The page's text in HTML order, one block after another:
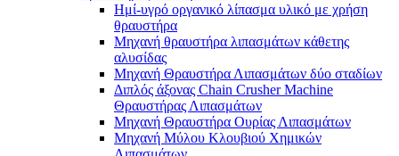
Ημί-υγρό οργανικό λίπασμα υλικό με χρήση
θραυστήρα
Μηχανή θραυστήρα λιπασμάτων κάθετης
αλυσίδας
Μηχανή Θραυστήρα Λιπασμάτων δύο σταδίων
Διπλός άξονας Chain Crusher Machine
Θραυστήρας Λιπασμάτων
Μηχανή Θραυστήρα Ουρίας Λιπασμάτων
Μηχανή Μύλου Κλουβιού Χημικών